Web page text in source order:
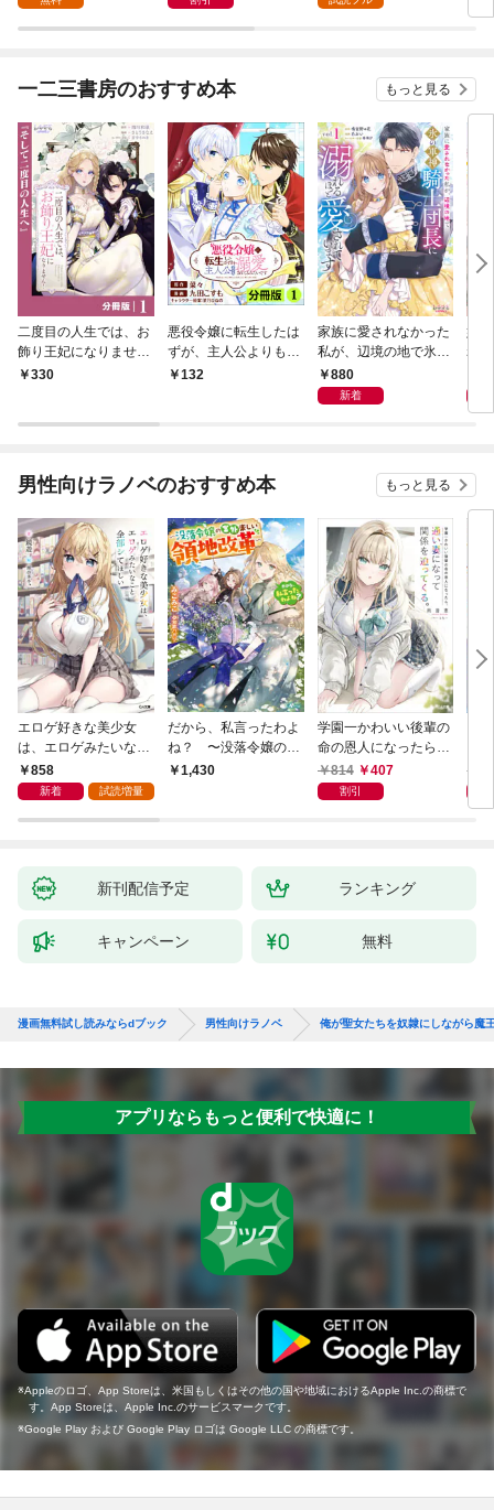
一二三書房のおすすめ本 もっと見る
二度目の人生では、お
飾り王妃になりませ
ん！【分冊版】１
330
悪役令嬢に転生したは
ずが、主人公よりも溺
愛されてるみたいです
132
家族に愛されなかった
私が、辺境の地で氷の
軍神騎士団長に溺れる
ほど愛されています１
880
新着
妹
れ
伯
１
男性向けラノベのおすすめ本 もっと見る
エロゲ好きな美少女
は、エロゲみたいなこ
と全部シてほしい【電
子ＳＳ特典付き】
858
新着 試読増量
だから、私言ったわよ
ね？ 〜没落令嬢の案
外楽しい領地改革〜
1,430
学園一かわいい後輩の
命の恩人になったら、
通い妻になって関係を
迫ってくる。
814 407
割引
新刊配信予定 ランキング
キャンペーン 無料
漫画無料試し読みならdブック 男性向けラノベ 俺が聖女たちを奴隷にしながら魔
アプリならもっと便利で快適に！
Appleのロゴ、App Storeは、米国もしくはその他の国や地域におけるApple Inc.の商標で
す。App Storeは、Apple Inc.のサービスマークです。
Google Play および Google Play ロゴは Google LLC の商標です。